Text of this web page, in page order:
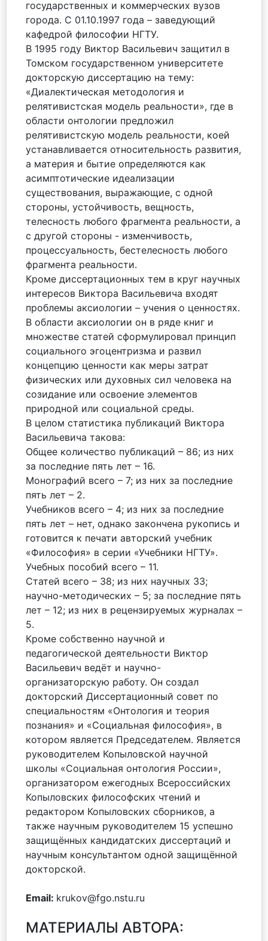
государственных и коммерческих вузов
города. С 01.10.1997 года – заведующий
кафедрой философии НГТУ.
В 1995 году Виктор Васильевич защитил в
Томском государственном университете
докторскую диссертацию на тему:
«Диалектическая методология и
релятивистская модель реальности», где в
области онтологии предложил
релятивистскую модель реальности, коей
устанавливается относительность развития,
а материя и бытие определяются как
асимптотические идеализации
существования, выражающие, с одной
стороны, устойчивость, вещность,
телесность любого фрагмента реальности, а
с другой стороны - изменчивость,
процессуальность, бестелесность любого
фрагмента реальности.
Кроме диссертационных тем в круг научных
интересов Виктора Васильевича входят
проблемы аксиологии – учения о ценностях.
В области аксиологии он в ряде книг и
множестве статей сформулировал принцип
социального эгоцентризма и развил
концепцию ценности как меры затрат
физических или духовных сил человека на
созидание или освоение элементов
природной или социальной среды.
В целом статистика публикаций Виктора
Васильевича такова:
Общее количество публикаций – 86; из них
за последние пять лет – 16.
Монографий всего – 7; из них за последние
пять лет – 2.
Учебников всего – 4; из них за последние
пять лет – нет, однако закончена рукопись и
готовится к печати авторский учебник
«Философия» в серии «Учебники НГТУ».
Учебных пособий всего – 11.
Статей всего – 38; из них научных 33;
научно-методических – 5; за последние пять
лет – 12; из них в рецензируемых журналах –
5.
Кроме собственно научной и
педагогической деятельности Виктор
Васильевич ведёт и научно-
организаторскую работу. Он создал
докторский Диссертационный совет по
специальностям «Онтология и теория
познания» и «Социальная философия», в
котором является Председателем. Является
руководителем Копыловской научной
школы «Социальная онтология России»,
организатором ежегодных Всероссийских
Копыловских философских чтений и
редактором Копыловских сборников, а
также научным руководителем 15 успешно
защищённых кандидатских диссертаций и
научным консультантом одной защищённой
докторской.
Email: krukov@fgo.nstu.ru
МАТЕРИАЛЫ АВТОРА: